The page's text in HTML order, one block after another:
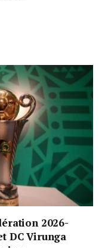
2026-
DC Virunga